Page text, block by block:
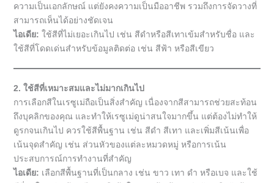
ความเป็นเอกลักษณ์ แต่ยังคงความเป็นมืออาชีพ รวมถึงการจัดวางที่
สามารถเห็นได้อย่างชัดเจน
ไอเดีย: ใช้สีที่ไม่เยอะเกินไป เช่น สีดำหรือสีเทาเข้มสำหรับชื่อ และ
ใช้สีที่โดดเด่นสำหรับข้อมูลติดต่อ เช่น สีฟ้า หรือสีเขียว
2. ใช้สีที่เหมาะสมและไม่มากเกินไป
การเลือกสีในเรซูเม่ถือเป็นสิ่งสำคัญ เนื่องจากสีสามารถช่วยสะท้อน
ถึงบุคลิกของคุณ และทำให้เรซูเม่ดูน่าสนใจมากขึ้น แต่ต้องไม่ทำให้
ดูรกจนเกินไป ควรใช้สีพื้นฐาน เช่น สีดำ สีเทา และเพิ่มสีเน้นเพื่อ
เน้นจุดสำคัญ เช่น ส่วนหัวของแต่ละหมวดหมู่ หรือการเน้น
ประสบการณ์การทำงานที่สำคัญ
ไอเดีย: เลือกสีพื้นฐานที่เป็นกลาง เช่น ขาว เทา ดำ หรือเบจ และใช้